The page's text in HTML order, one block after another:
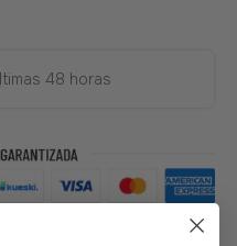
48 horas